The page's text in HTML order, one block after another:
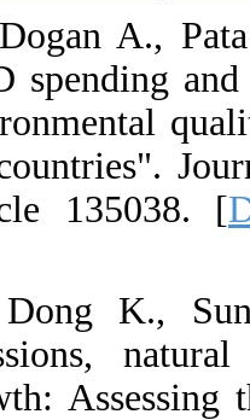
A.,
spending
135038. [
K.,
Assessing